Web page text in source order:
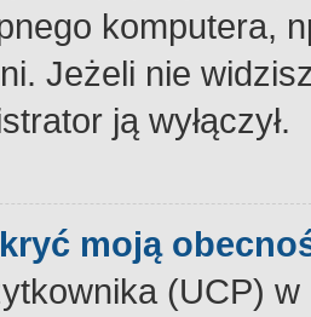
komputera,
Jeżeli nie
ją wyłączył.
moją
(UCP) w